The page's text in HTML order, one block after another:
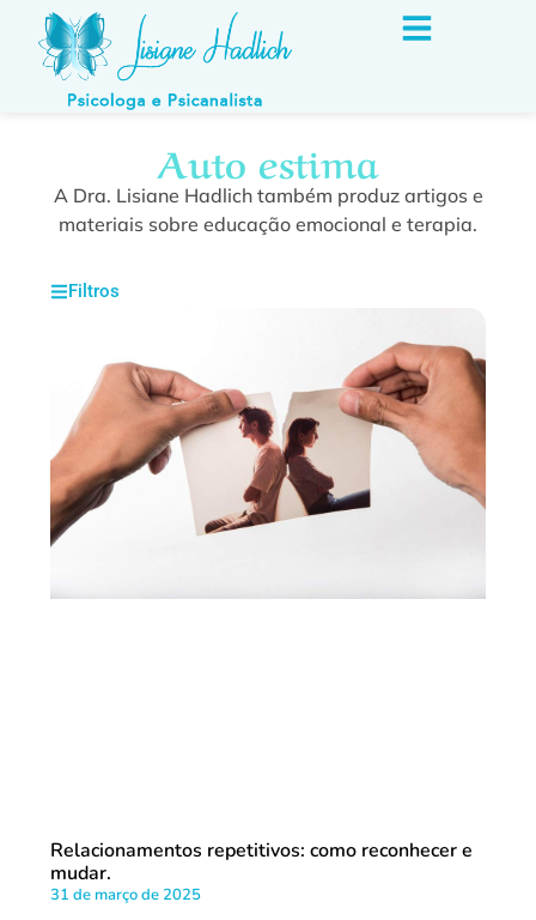
Auto estima
A Dra. Lisiane Hadlich também produz artigos e
materiais sobre educação emocional e terapia.
Filtros
Relacionamentos repetitivos: como reconhecer e
mudar.
31 de março de 2025